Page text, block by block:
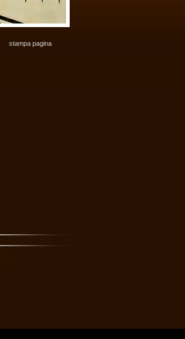
stampa pagina